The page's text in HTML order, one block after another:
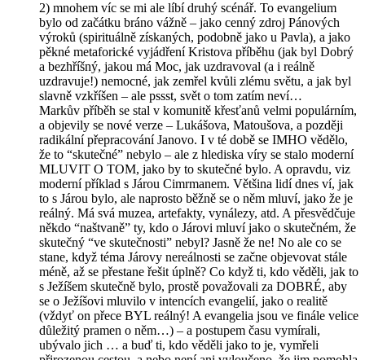
2) mnohem víc se mi ale líbí druhý scénář. To evangelium
bylo od začátku bráno vážně – jako cenný zdroj Pánových
výroků (spirituálně získaných, podobně jako u Pavla), a jako
pěkné metaforické vyjádření Kristova příběhu (jak byl Dobrý
a bezhříšný, jakou má Moc, jak uzdravoval (a i reálně
uzdravuje!) nemocné, jak zemřel kvůli zlému světu, a jak byl
slavně vzkříšen – ale pssst, svět o tom zatím neví…
Markův příběh se stal v komunitě křesťanů velmi populárním,
a objevily se nové verze – Lukášova, Matoušova, a později
radikální přepracování Janovo. I v té době se IMHO vědělo,
že to “skutečné” nebylo – ale z hlediska víry se stalo moderní
MLUVIT O TOM, jako by to skutečné bylo. A opravdu, viz
moderní příklad s Járou Cimrmanem. Většina lidí dnes ví, jak
to s Járou bylo, ale naprosto běžně se o něm mluví, jako že je
reálný. Má svá muzea, artefakty, vynálezy, atd. A přesvědčuje
někdo “naštvaně” ty, kdo o Járovi mluví jako o skutečném, že
skutečný “ve skutečnosti” nebyl? Jasně že ne! No ale co se
stane, když téma Járovy nereálnosti se začne objevovat stále
méně, až se přestane řešit úplně? Co když ti, kdo věděli, jak to
s Ježíšem skutečně bylo, prostě považovali za DOBRÉ, aby
se o Ježíšovi mluvilo v intencích evangelií, jako o realitě
(vždyť on přece BYL reálný! A evangelia jsou ve finále velice
důležitý pramen o něm…) – a postupem času vymírali,
ubývalo jich … a buď ti, kdo věděli jako to je, vymřeli